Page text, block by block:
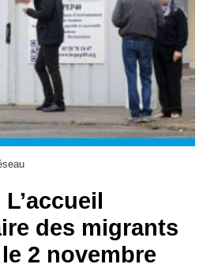
L’accueil
des migrants
2 novembre